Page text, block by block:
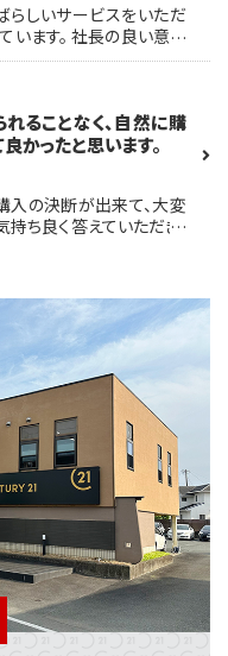
しいサービスをいただ
います。 社長の良い意味
らも安心して取り引きさ
ることなく、自然に購
かったと思います。
入の決断が出来て、大変
ち良く答えていただき、